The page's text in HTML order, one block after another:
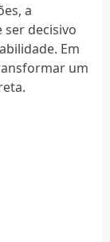
a
decisivo
Em
um